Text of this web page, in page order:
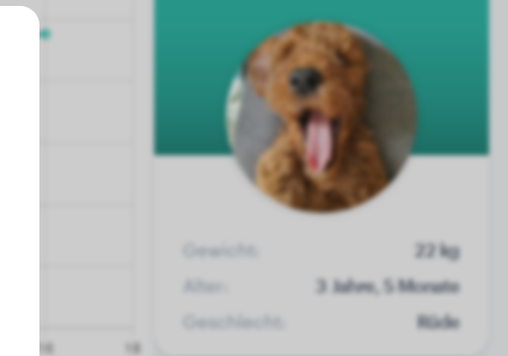
Gewicht:
22 kg
Alter:
3 Jahre, 5 Monate
Geschlecht:
Rüde